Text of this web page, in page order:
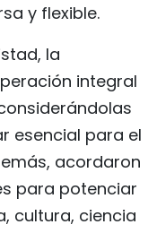
y flexible.
la
integral
esencial para el
acordaron
para potenciar
cultura, ciencia